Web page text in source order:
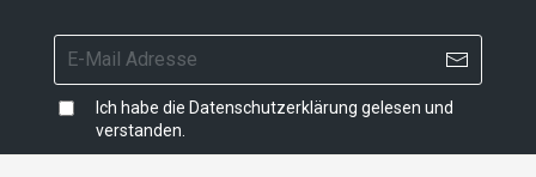
Ich habe die Datenschutzerklärung gelesen und
verstanden.